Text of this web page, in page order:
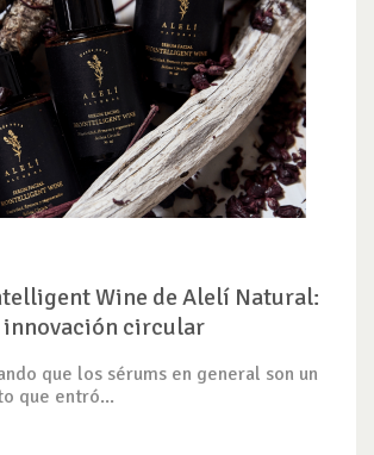
Wine de Alelí Natural:
innovación circular
que los sérums en general son un
que entró...